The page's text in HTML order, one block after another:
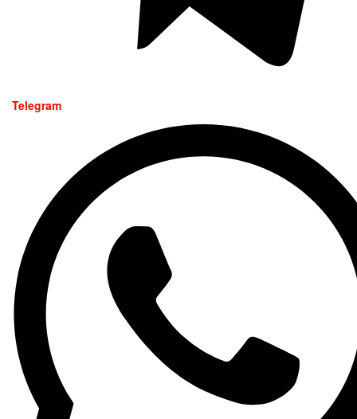
Telegram